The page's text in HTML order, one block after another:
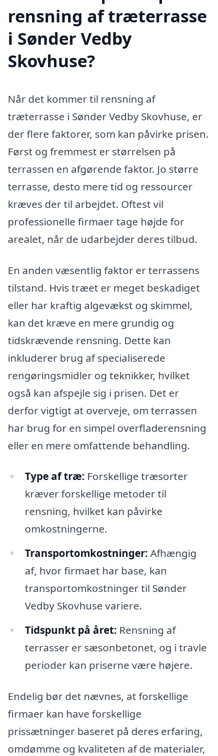
rensning af træterrasse
i Sønder Vedby
Skovhuse?
Når det kommer til rensning af
træterrasse i Sønder Vedby Skovhuse, er
der flere faktorer, som kan påvirke prisen.
Først og fremmest er størrelsen på
terrassen en afgørende faktor. Jo større
terrasse, desto mere tid og ressourcer
kræves der til arbejdet. Oftest vil
professionelle firmaer tage højde for
arealet, når de udarbejder deres tilbud.
En anden væsentlig faktor er terrassens
tilstand. Hvis træet er meget beskadiget
eller har kraftig algevækst og skimmel,
kan det kræve en mere grundig og
tidskrævende rensning. Dette kan
inkluderer brug af specialiserede
rengøringsmidler og teknikker, hvilket
også kan afspejle sig i prisen. Det er
derfor vigtigt at overveje, om terrassen
har brug for en simpel overfladerensning
eller en mere omfattende behandling.
Type af træ: Forskellige træsorter
kræver forskellige metoder til
rensning, hvilket kan påvirke
omkostningerne.
Transportomkostninger: Afhængig
af, hvor firmaet har base, kan
transportomkostninger til Sønder
Vedby Skovhuse variere.
Tidspunkt på året: Rensning af
terrasser er sæsonbetonet, og i travle
perioder kan priserne være højere.
Endelig bør det nævnes, at forskellige
firmaer kan have forskellige
prissætninger baseret på deres erfaring,
omdømme og kvaliteten af de materialer,